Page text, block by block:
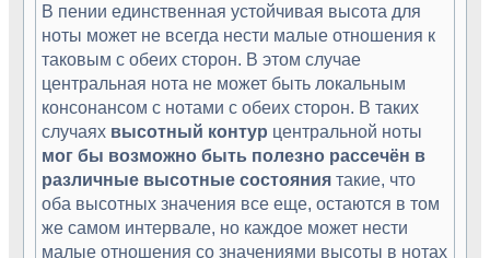
В пении единственная устойчивая высота для
ноты может не всегда нести малые отношения к
таковым с обеих сторон. В этом случае
центральная нота не может быть локальным
консонансом с нотами с обеих сторон. В таких
случаях высотный контур центральной ноты
мог бы возможно быть полезно рассечён в
различные высотные состояния такие, что
оба высотных значения все еще, остаются в том
же самом интервале, но каждое может нести
малые отношения со значениями высоты в нотах